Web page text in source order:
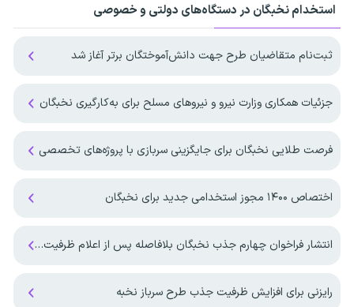
استخدام نخبگان در دستگاه‌های دولتی و خصوصی
ثبت‌نام متقاضیان طرح جهت دانش‌آموختگان برتر آغاز شد
جزئیات همکاری وزارت نیرو و نیرو‌های مسلح برای به‌کارگیری نخبگان
فرصت طلایی نخبگان برای جایگزینی سربازی با پروژه‌های تخصصی
اختصاص ۱۴۰۰ مجوز استخدامی جدید برای نخبگان
انتشار فراخوان چهارم جذب نخبگان بلافاصله پس از اعلام ظرفیت ها
رایزنی برای افزایش ظرفیت جذب طرح سرباز نخبه